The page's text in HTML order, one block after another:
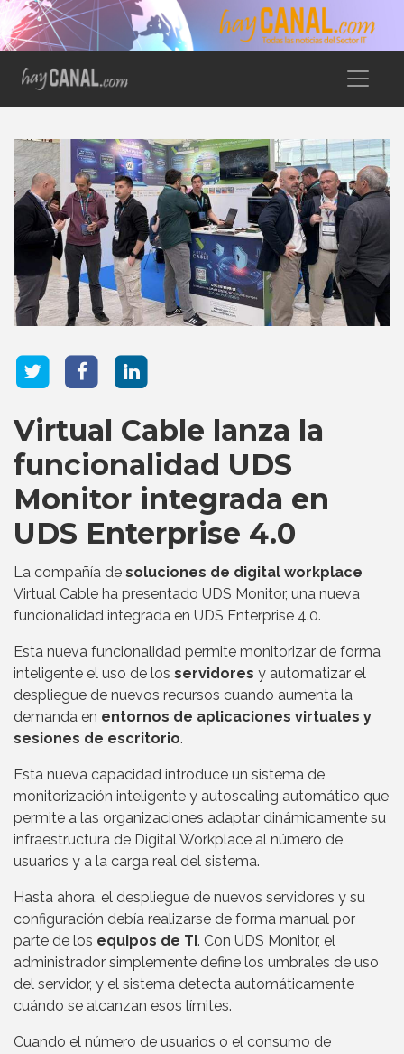
Virtual Cable lanza la
funcionalidad UDS
Monitor integrada en
UDS Enterprise 4.0
La compañía de soluciones de digital workplace
Virtual Cable ha presentado UDS Monitor, una nueva
funcionalidad integrada en UDS Enterprise 4.0.
Esta nueva funcionalidad permite monitorizar de forma
inteligente el uso de los servidores y automatizar el
despliegue de nuevos recursos cuando aumenta la
demanda en entornos de aplicaciones virtuales y
sesiones de escritorio.
Esta nueva capacidad introduce un sistema de
monitorización inteligente y autoscaling automático que
permite a las organizaciones adaptar dinámicamente su
infraestructura de Digital Workplace al número de
usuarios y a la carga real del sistema.
Hasta ahora, el despliegue de nuevos servidores y su
configuración debía realizarse de forma manual por
parte de los equipos de TI. Con UDS Monitor, el
administrador simplemente define los umbrales de uso
del servidor, y el sistema detecta automáticamente
cuándo se alcanzan esos límites.
Cuando el número de usuarios o el consumo de